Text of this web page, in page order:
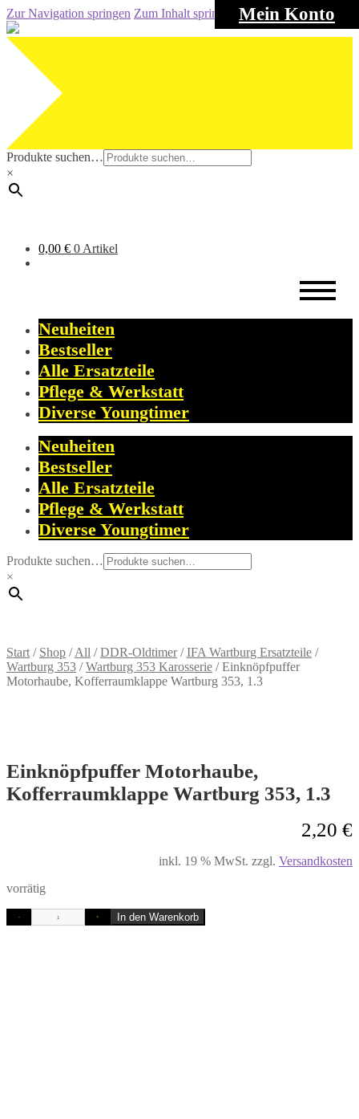
Mein Konto
Zur Navigation springen Zum Inhalt springen
Produkte suchen…
×
0,00 € 0 Artikel
Neuheiten
Bestseller
Alle Ersatzteile
Pflege & Werkstatt
Diverse Youngtimer
Neuheiten
Bestseller
Alle Ersatzteile
Pflege & Werkstatt
Diverse Youngtimer
Produkte suchen…
×
Start / Shop /All /DDR-Oldtimer/IFA Wartburg Ersatzteile /
Wartburg 353 /Wartburg 353 Karosserie /Einknöpfpuffer
Motorhaube, Kofferraumklappe Wartburg 353, 1.3
Einknöpfpuffer Motorhaube,
Kofferraumklappe Wartburg 353, 1.3
2,20 €
inkl. 19 % MwSt. zzgl. Versandkosten
vorrätig
- + In den Warenkorb